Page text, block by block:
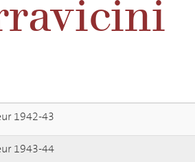
1942-43
1943-44